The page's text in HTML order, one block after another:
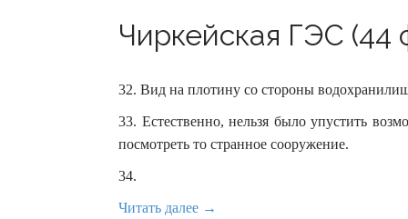
Чиркейская ГЭС (44
32. Вид на плотину со стороны
33. Естественно, нельзя было упустить
посмотреть то странное сооружение.
34.
Читать далее →